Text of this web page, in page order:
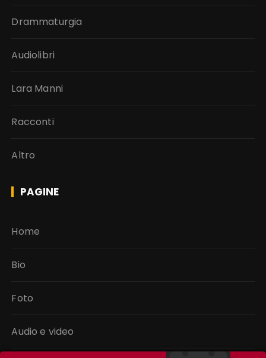
Drammaturgia
Audiolibri
Lara Manni
Racconti
Altro
PAGINE
Home
Bio
Foto
Audio e video